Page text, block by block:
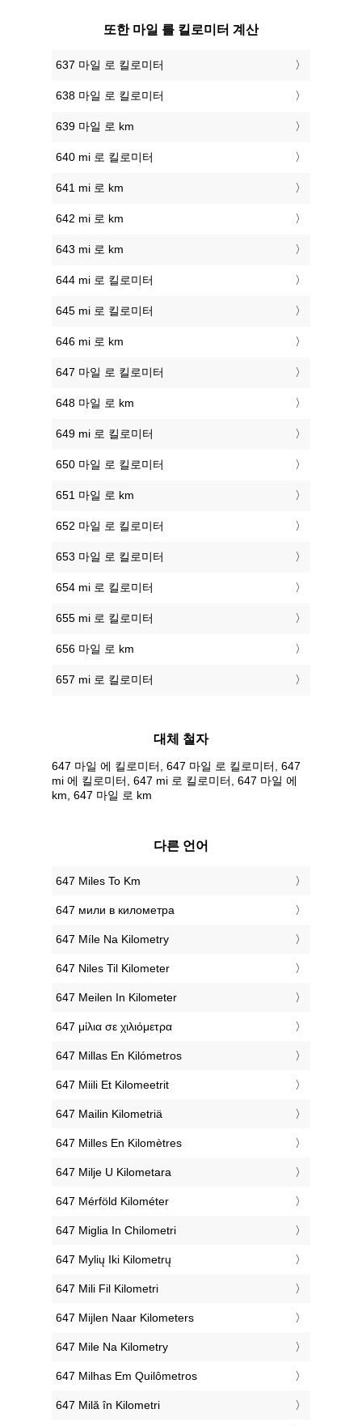
또한 마일 를 킬로미터 계산
637 마일 로 킬로미터
638 마일 로 킬로미터
639 마일 로 km
640 mi 로 킬로미터
641 mi 로 km
642 mi 로 km
643 mi 로 km
644 mi 로 킬로미터
645 mi 로 킬로미터
646 mi 로 km
647 마일 로 킬로미터
648 마일 로 km
649 mi 로 킬로미터
650 마일 로 킬로미터
651 마일 로 km
652 마일 로 킬로미터
653 마일 로 킬로미터
654 mi 로 킬로미터
655 mi 로 킬로미터
656 마일 로 km
657 mi 로 킬로미터
대체 철자
647 마일 에 킬로미터, 647 마일 로 킬로미터, 647
mi 에 킬로미터, 647 mi 로 킬로미터, 647 마일 에
km, 647 마일 로 km
다른 언어
‎647 Miles To Km
‎647 мили в километра
‎647 Míle Na Kilometry
‎647 Niles Til Kilometer
‎647 Meilen In Kilometer
‎647 μίλια σε χιλιόμετρα
‎647 Millas En Kilómetros
‎647 Miili Et Kilomeetrit
‎647 Mailin Kilometriä
‎647 Milles En Kilomètres
‎647 Milje U Kilometara
‎647 Mérföld Kilométer
‎647 Miglia In Chilometri
‎647 Mylių Iki Kilometrų
‎647 Mili Fil Kilometri
‎647 Mijlen Naar Kilometers
‎647 Mile Na Kilometry
‎647 Milhas Em Quilômetros
‎647 Milă în Kilometri